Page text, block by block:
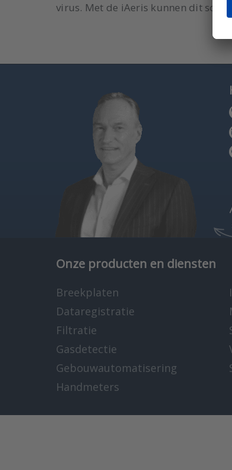
virus. Met de iAeris kunnen dit
Onze producten en diensten
Breekplaten
Dataregistratie
Filtratie
Gasdetectie
Gebouwautomatisering
Handmeters